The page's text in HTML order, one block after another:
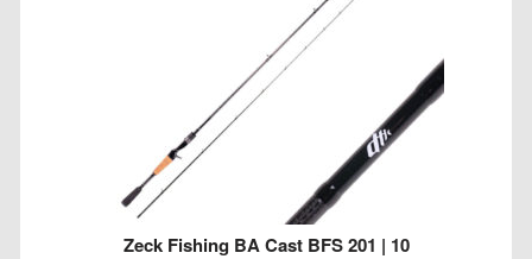
Zeck Fishing BA Cast BFS 201 | 10